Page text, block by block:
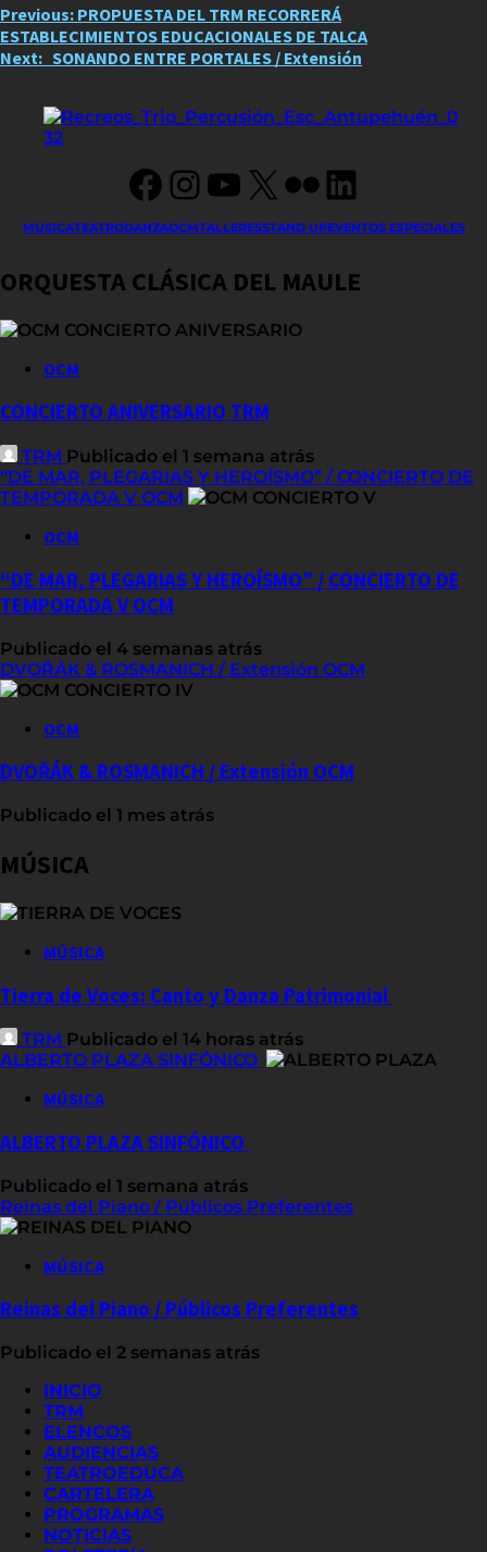
Post
navigation
Previous: PROPUESTA DEL TRM RECORRERÁ
ESTABLECIMIENTOS EDUCACIONALES DE TALCA
Next: SONANDO ENTRE PORTALES / Extensión
Facebook
Instagram
YouTube
X FlickrLinkedIn
MÚSICATEATRODANZAOCMTALLERESSTAND UPEVENTOS ESPECIALES
ORQUESTA CLÁSICA DEL MAULE
OCM
CONCIERTO ANIVERSARIO TRM
TRM Publicado el 1 semana atrás
“DE MAR, PLEGARIAS Y HEROÍSMO” / CONCIERTO DE
TEMPORADA V OCM
OCM
“DE MAR, PLEGARIAS Y HEROÍSMO” / CONCIERTO DE
TEMPORADA V OCM
Publicado el 4 semanas atrás
DVOŘÁK & ROSMANICH / Extensión OCM
OCM
DVOŘÁK & ROSMANICH / Extensión OCM
Publicado el 1 mes atrás
MÚSICA
MÚSICA
Tierra de Voces: Canto y Danza Patrimonial
TRM Publicado el 14 horas atrás
ALBERTO PLAZA SINFÓNICO
MÚSICA
ALBERTO PLAZA SINFÓNICO
Publicado el 1 semana atrás
Reinas del Piano / Públicos Preferentes
MÚSICA
Reinas del Piano / Públicos Preferentes
Publicado el 2 semanas atrás
INICIO
TRM
ELENCOS
AUDIENCIAS
TEATROEDUCA
CARTELERA
PROGRAMAS
NOTICIAS